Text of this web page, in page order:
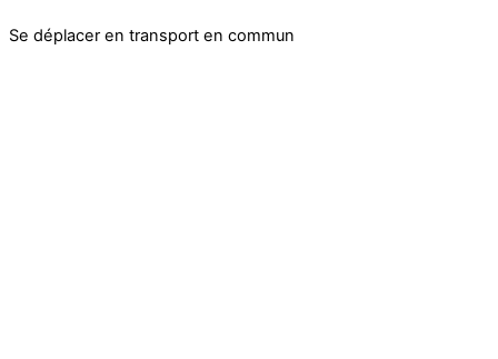
Se déplacer en transport en commun